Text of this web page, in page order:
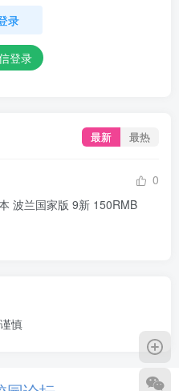
录
登录
最新 最热
0
波兰国家版 9新 150RMB
慎